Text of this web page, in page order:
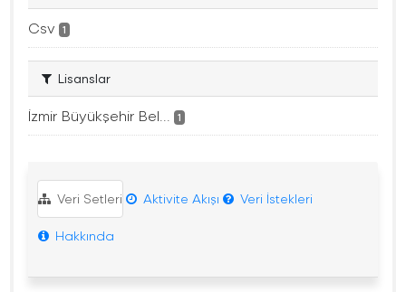
Csv 1
Lisanslar
İzmir Büyükşehir Bel... 1
Veri Setleri Aktivite Akışı Veri İstekleri
Hakkında